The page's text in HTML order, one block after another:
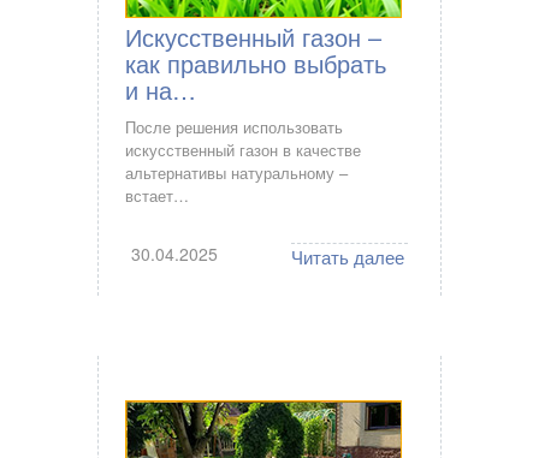
Искусственный газон –
как правильно выбрать
и на…
После решения использовать
искусственный газон в качестве
альтернативы натуральному –
встает…
30.04.2025 Читать далее